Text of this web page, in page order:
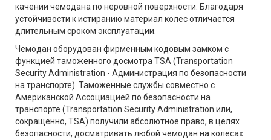
качении чемодана по неровной поверхности. Благодаря
устойчивости к истиранию материал колес отличается
длительным сроком эксплуатации.
Чемодан оборудован фирменным кодовым замком с
функцией таможенного досмотра TSA (Transportation
Security Administration - Администрация по безопасности
на транспорте). Таможенные службы совместно с
Американской Ассоциацией по безопасности на
транспорте (Transportation Security Administration или,
сокращенно, TSA) получили абсолютное право, в целях
безопасности, досматривать любой чемодан на колесах